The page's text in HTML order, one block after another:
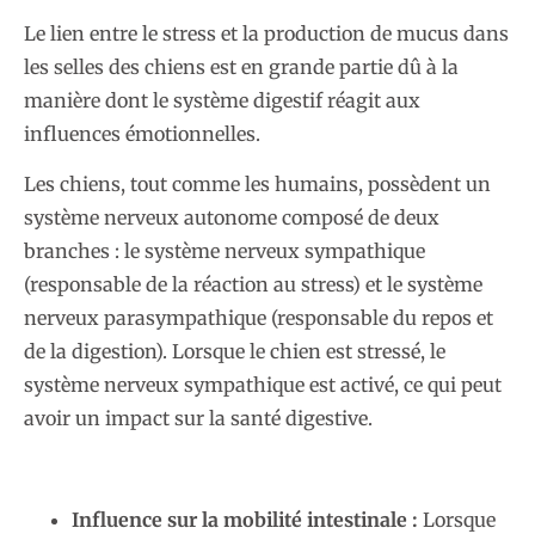
Le lien entre le stress et la production de mucus dans
les selles des chiens est en grande partie dû à la
manière dont le système digestif réagit aux
influences émotionnelles.
Les chiens, tout comme les humains, possèdent un
système nerveux autonome composé de deux
branches : le système nerveux sympathique
(responsable de la réaction au stress) et le système
nerveux parasympathique (responsable du repos et
de la digestion). Lorsque le chien est stressé, le
système nerveux sympathique est activé, ce qui peut
avoir un impact sur la santé digestive.
Influence sur la mobilité intestinale : Lorsque